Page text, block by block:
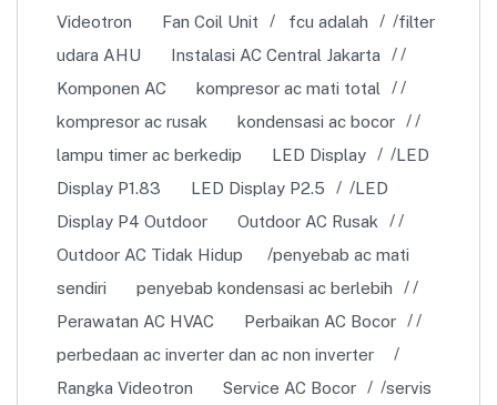
Videotron
Fan Coil Unit fcu adalah
filter
udara AHU
Instalasi AC Central Jakarta
Komponen AC
kompresor ac mati total
kompresor ac rusak
kondensasi ac bocor
lampu timer ac berkedip
LED Display
LED
Display P1.83
LED Display P2.5
LED
Display P4 Outdoor
Outdoor AC Rusak
Outdoor AC Tidak Hidup
penyebab ac mati
sendiri
penyebab kondensasi ac berlebih
Perawatan AC HVAC
Perbaikan AC Bocor
perbedaan ac inverter dan ac non inverter
Rangka Videotron
Service AC Bocor
servis